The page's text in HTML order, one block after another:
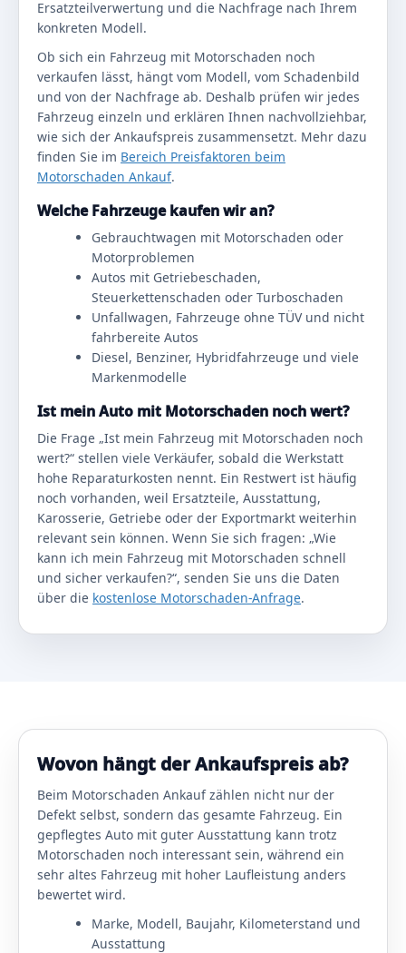
Ersatzteilverwertung und die Nachfrage nach Ihrem
konkreten Modell.
Ob sich ein Fahrzeug mit Motorschaden noch
verkaufen lässt, hängt vom Modell, vom Schadenbild
und von der Nachfrage ab. Deshalb prüfen wir jedes
Fahrzeug einzeln und erklären Ihnen nachvollziehbar,
wie sich der Ankaufspreis zusammensetzt. Mehr dazu
finden Sie im Bereich Preisfaktoren beim
Motorschaden Ankauf.
Welche Fahrzeuge kaufen wir an?
Gebrauchtwagen mit Motorschaden oder
Motorproblemen
Autos mit Getriebeschaden,
Steuerkettenschaden oder Turboschaden
Unfallwagen, Fahrzeuge ohne TÜV und nicht
fahrbereite Autos
Diesel, Benziner, Hybridfahrzeuge und viele
Markenmodelle
Ist mein Auto mit Motorschaden noch wert?
Die Frage „Ist mein Fahrzeug mit Motorschaden noch
wert?“ stellen viele Verkäufer, sobald die Werkstatt
hohe Reparaturkosten nennt. Ein Restwert ist häufig
noch vorhanden, weil Ersatzteile, Ausstattung,
Karosserie, Getriebe oder der Exportmarkt weiterhin
relevant sein können. Wenn Sie sich fragen: „Wie
kann ich mein Fahrzeug mit Motorschaden schnell
und sicher verkaufen?“, senden Sie uns die Daten
über die kostenlose Motorschaden-Anfrage.
Wovon hängt der Ankaufspreis ab?
Beim Motorschaden Ankauf zählen nicht nur der
Defekt selbst, sondern das gesamte Fahrzeug. Ein
gepflegtes Auto mit guter Ausstattung kann trotz
Motorschaden noch interessant sein, während ein
sehr altes Fahrzeug mit hoher Laufleistung anders
bewertet wird.
Marke, Modell, Baujahr, Kilometerstand und
Ausstattung